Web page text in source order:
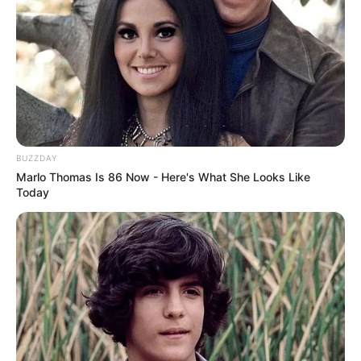
(foto: instagram/u10t_official)
Biodata & Profil
BUZZDAY
Marlo Thomas Is 86 Now - Here's What She Looks Like
Today